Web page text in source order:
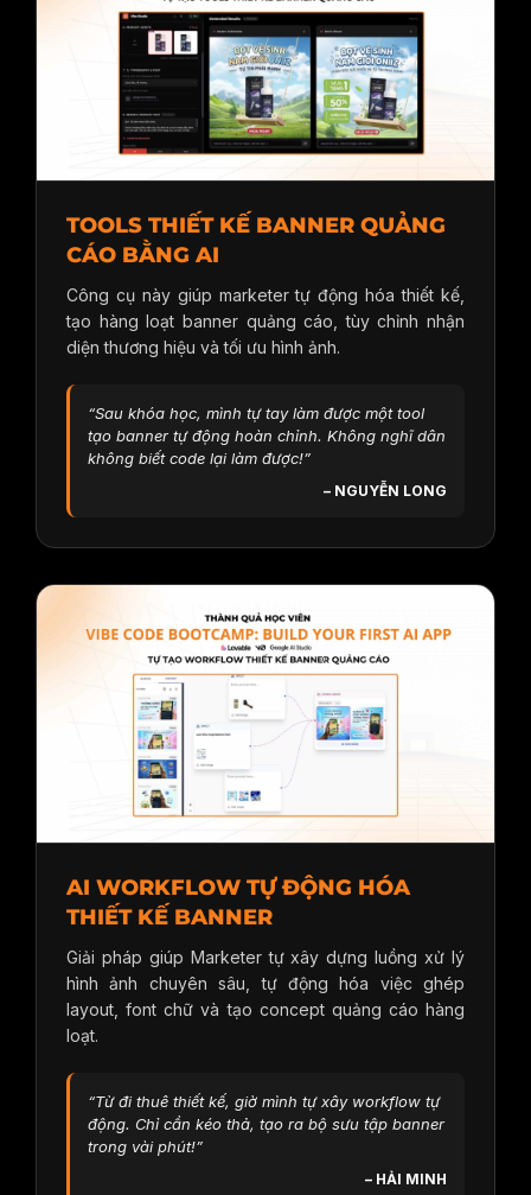
TOOLS THIẾT KẾ BANNER QUẢNG
CÁO BẰNG AI
Công cụ này giúp marketer tự động hóa thiết kế,
tạo hàng loạt banner quảng cáo, tùy chỉnh nhận
diện thương hiệu và tối ưu hình ảnh.
“Sau khóa học, mình tự tay làm được một tool
tạo banner tự động hoàn chỉnh. Không nghĩ dân
không biết code lại làm được!”
– NGUYỄN LONG
AI WORKFLOW TỰ ĐỘNG HÓA
THIẾT KẾ BANNER
Giải pháp giúp Marketer tự xây dựng luồng xử lý
hình ảnh chuyên sâu, tự động hóa việc ghép
layout, font chữ và tạo concept quảng cáo hàng
loạt.
“Từ đi thuê thiết kế, giờ mình tự xây workflow tự
động. Chỉ cần kéo thả, tạo ra bộ sưu tập banner
trong vài phút!”
– HẢI MINH